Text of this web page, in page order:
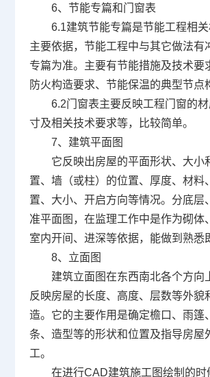
6、节能专篇和门窗表
6.1建筑节能专篇是节能工程相
主要依据，节能工程中与其它做法有
专篇为准。主要有节能措施及技术要
防火构造要求、节能保温的典型节点
6.2门窗表主要反映工程门窗的
寸及相关技术要求等，比较简单。
7、建筑平面图
它反映出房屋的平面形状、大小
置、墙（或柱）的位置、厚度、材料
置、大小、开启方向等情况。分底层
准平面图，在监理工作中是作为砌体
室内开间、进深等依据，能做到熟悉
8、立面图
建筑立面图在东西南北各个方向
反映房屋的长度、高度、层数等外貌
造。它的主要作用是确定檐口、雨篷
条、造型等的形状和位置及指导房屋
工。
在进行CAD建筑施工图绘制的时